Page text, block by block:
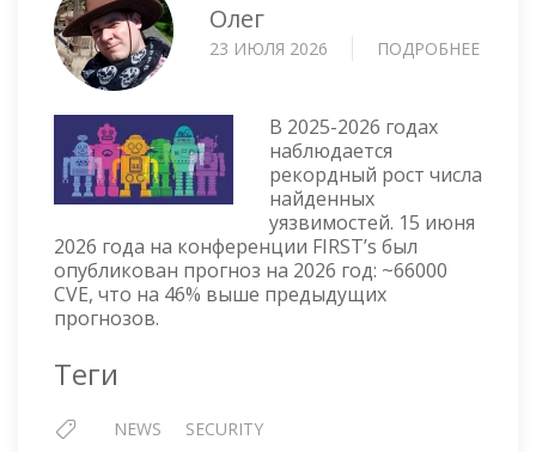
Олег
23 ИЮЛЯ 2026 ПОДРОБНЕЕ
ЗА
В 2025-2026 годах
наблюдается
рекордный рост числа
найденных
уязвимостей. 15 июня
2026 года на конференции FIRST’s был
опубликован прогноз на 2026 год: ~66000
CVE, что на 46% выше предыдущих
прогнозов.
Теги
NEWS SECURITY